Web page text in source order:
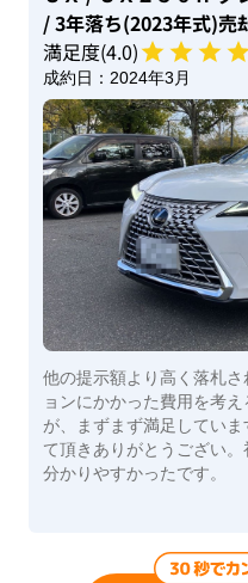
/ 3年落ち(2023年式)売
満足度(4.0)
成約日： 2024年3月
他の提示額より高く落札
ョンにかかった費用を考
が、まずまず満足してい
て頂きありがとうござい
分かりやすかったです。